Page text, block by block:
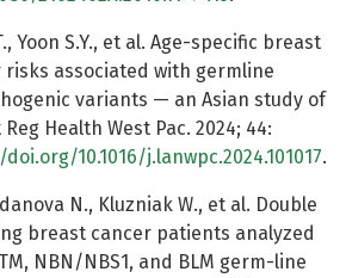
Yoon S.Y., et al. Age-specific breast
associated with germline
variants — an Asian study of
Health West Pac. 2024; 44:
10.1016/j.lanwpc.2024.101017.
N., Kluzniak W., et al. Double
breast cancer patients analyzed
NBN/NBS1, and BLM germ-line